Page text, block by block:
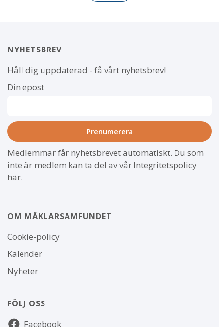
NYHETSBREV
Håll dig uppdaterad - få vårt nyhetsbrev!
Din epost
Medlemmar får nyhetsbrevet automatiskt. Du som
inte är medlem kan ta del av vår Integritetspolicy
här.
OM MÄKLARSAMFUNDET
Om
webbplatsen
Cookie-policy
Kalender
Nyheter
FÖLJ OSS
Följ Facebook